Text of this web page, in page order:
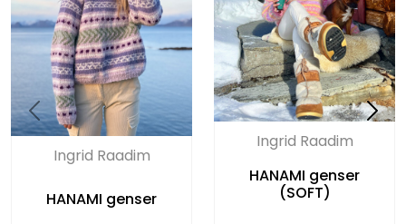
Ingrid Raadim
HANAMI genser
Ingrid Raadim
HANAMI genser
(SOFT)